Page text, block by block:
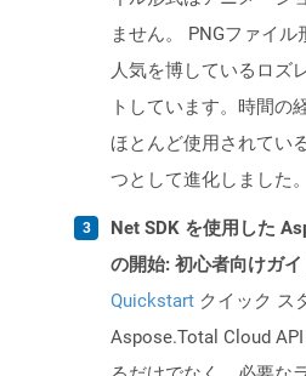
ません。 PNGファイ
人気を博しているロズ
トしています。時間の
ほとんど使用されてい
つとして進化しました。
Net SDK を使用した
の開始: 初心者向けガイ
Quickstart クイック ス
Aspose.Total Cloud